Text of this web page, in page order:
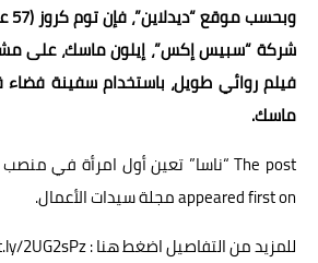
شركة “سبيس إكس”، إيلون ماسك، على
فيلم روائي طويل، باستخدام سفينة
ماسك.
The post“ناسا” تعين أول امرأة في منصب
appeared first onمجلة سيدات الأعمال.
للمزيد من التفاصيل اضغط هنا : https://bit.ly/2UG2sPz